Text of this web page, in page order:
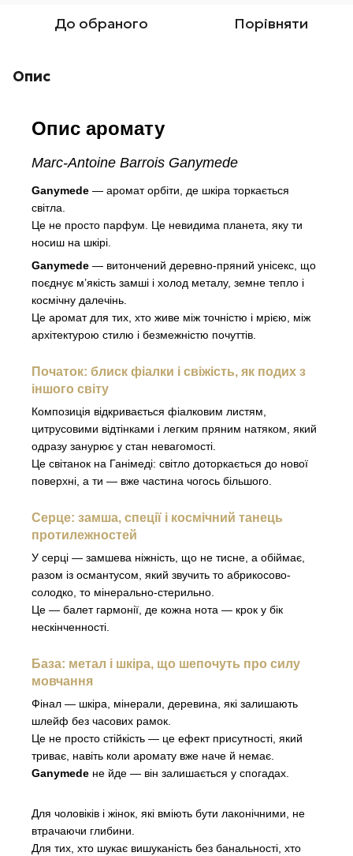
До обраного Порівняти
Опис
Опис аромату
Marc-Antoine Barrois Ganymede
Ganymede — аромат орбіти, де шкіра торкається
світла.
Це не просто парфум. Це невидима планета, яку ти
носиш на шкірі.
Ganymede — витончений деревно-пряний унісекс, що
поєднує м’якість замші і холод металу, земне тепло і
космічну далечінь.
Це аромат для тих, хто живе між точністю і мрією, між
архітектурою стилю і безмежністю почуттів.
Початок: блиск фіалки і свіжість, як подих з
іншого світу
Композиція відкривається фіалковим листям,
цитрусовими відтінками і легким пряним натяком, який
одразу занурює у стан невагомості.
Це світанок на Ганімеді: світло доторкається до нової
поверхні, а ти — вже частина чогось більшого.
Серце: замша, спеції і космічний танець
протилежностей
У серці — замшева ніжність, що не тисне, а обіймає,
разом із османтусом, який звучить то абрикосово-
солодко, то мінерально-стерильно.
Це — балет гармонії, де кожна нота — крок у бік
нескінченності.
База: метал і шкіра, що шепочуть про силу
мовчання
Фінал — шкіра, мінерали, деревина, які залишають
шлейф без часових рамок.
Це не просто стійкість — це ефект присутності, який
триває, навіть коли аромату вже наче й немає.
Ganymede не йде — він залишається у спогадах.
Для чоловіків і жінок, які вміють бути лаконічними, не
втрачаючи глибини.
Для тих, хто шукає вишуканість без банальності, хто